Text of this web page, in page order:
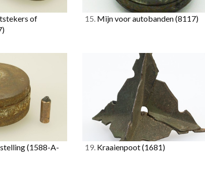
of
15. Mijn voor autobanden(8117)
(1588-A-
19. Kraaienpoot(1681)